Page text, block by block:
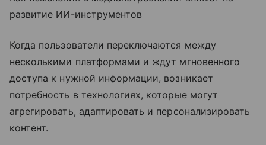
развитие ИИ-инструментов
Когда пользователи переключаются между
несколькими платформами и ждут мгновенного
доступа к нужной информации, возникает
потребность в технологиях, которые могут
агрегировать, адаптировать и персонализировать
контент.